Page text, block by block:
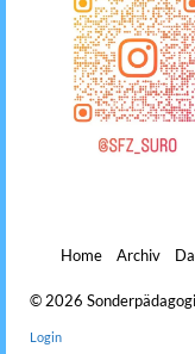
Home Archiv
© 2026
Login